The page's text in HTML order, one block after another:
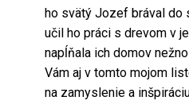
ho svätý Jozef brával do
učil ho práci s drevom v
napĺňala ich domov
Vám aj v tomto mojom
na zamyslenie a